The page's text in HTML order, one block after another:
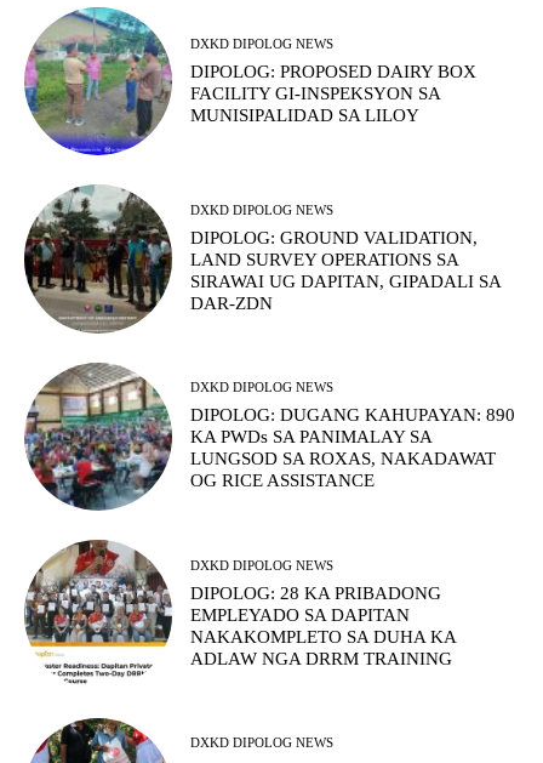
DXKD DIPOLOG NEWS
DIPOLOG: PROPOSED DAIRY BOX
FACILITY GI-INSPEKSYON SA
MUNISIPALIDAD SA LILOY
DXKD DIPOLOG NEWS
DIPOLOG: GROUND VALIDATION,
LAND SURVEY OPERATIONS SA
SIRAWAI UG DAPITAN, GIPADALI SA
DAR-ZDN
DXKD DIPOLOG NEWS
DIPOLOG: DUGANG KAHUPAYAN: 890
KA PWDs SA PANIMALAY SA
LUNGSOD SA ROXAS, NAKADAWAT
OG RICE ASSISTANCE
DXKD DIPOLOG NEWS
DIPOLOG: 28 KA PRIBADONG
EMPLEYADO SA DAPITAN
NAKAKOMPLETO SA DUHA KA
ADLAW NGA DRRM TRAINING
DXKD DIPOLOG NEWS